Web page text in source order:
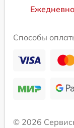
Способы
© 2026